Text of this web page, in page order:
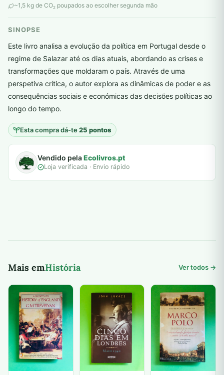
~1,5 kg de CO2 poupados ao escolher segunda mão
SINOPSE
Este livro analisa a evolução da política em Portugal desde o
regime de Salazar até os dias atuais, abordando as crises e
transformações que moldaram o país. Através de uma
perspetiva crítica, o autor explora as dinâmicas de poder e as
consequências sociais e económicas das decisões políticas ao
longo do tempo.
Esta compra dá-te25 pontos
plantar árvores reais
Vendido pelaEcolivros.pt
Loja verificada · Envio rápido
Mais emHistória Ver todos →